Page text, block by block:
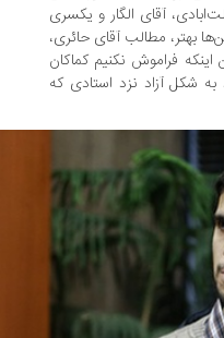
آقای الگار و یکسری
مطالب آقای حائری،
نکنیم کماکان
آزاد نزد استادی که